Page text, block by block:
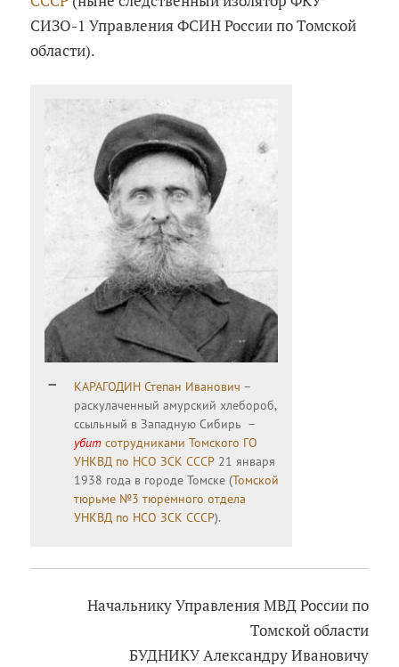
СИЗО-1 Управления ФСИН России по Томской
области).
КАРАГОДИН Степан Иванович –
раскулаченный амурский хлебороб,
ссыльный в Западную Сибирь –
убит сотрудниками Томского ГО
УНКВД по НСО ЗСК СССР 21 января
1938 года в городе Томске (Томской
тюрьме №3 тюремного отдела
УНКВД по НСО ЗСК СССР).
Начальнику Управления МВД России по
Томской области
БУДНИКУ Александру Ивановичу